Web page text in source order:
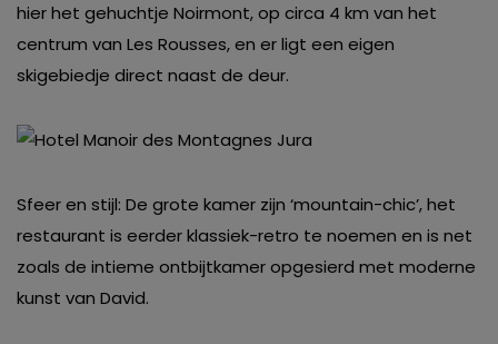
hier het gehuchtje Noirmont, op circa 4 km van het
centrum van Les Rousses, en er ligt een eigen
skigebiedje direct naast de deur.
Sfeer en stijl: De grote kamer zijn ‘mountain-chic’, het
restaurant is eerder klassiek-retro te noemen en is net
zoals de intieme ontbijtkamer opgesierd met moderne
kunst van David.